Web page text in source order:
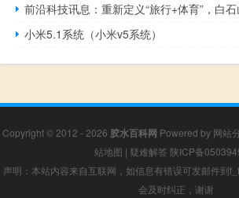
小米5.1系统（小米v5系统）
Copyright © 2012 - 2026 胶水百科网 Powered by 网站
站地图 | 疑难解答 陕ICP备
声明：本站内容来自互联网，如信息有错误可发邮件到
会及时纠正，谢谢